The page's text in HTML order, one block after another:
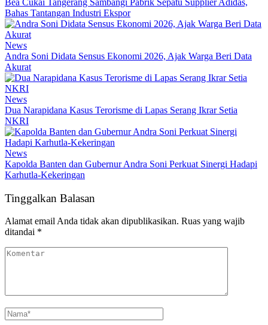
Bahas Tantangan Industri Ekspor
News
Andra Soni Didata Sensus Ekonomi 2026, Ajak Warga Beri Data
Akurat
News
Dua Narapidana Kasus Terorisme di Lapas Serang Ikrar Setia
NKRI
News
Kapolda Banten dan Gubernur Andra Soni Perkuat Sinergi Hadapi
Karhutla-Kekeringan
Tinggalkan Balasan
Alamat email Anda tidak akan dipublikasikan. Ruas yang wajib
ditandai *